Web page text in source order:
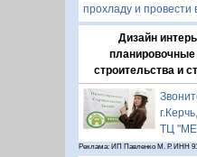
прохладу и провести
Дизайн
строительства и
ТЦ
Реклама: ИП Павленко М. Р. ИНН